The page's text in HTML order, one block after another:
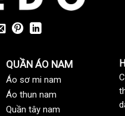
QUẦN ÁO NAM
Áo sơ mi nam
Áo thun nam
Quần tây nam